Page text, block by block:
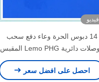
فيديو
14 دبوس الحرة وعاء دفع سحب
موصلات دائرية Lemo PHG المقبس
PHG.2B.314.CLAD
احصل على افضل سعر